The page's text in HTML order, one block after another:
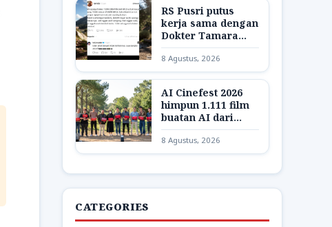
RS Pusri putus
kerja sama dengan
Dokter Tamara
buntut hina pasien
BPJS
8 Agustus, 2026
AI Cinefest 2026
himpun 1.111 film
buatan AI dari
seluruh Indonesia
8 Agustus, 2026
CATEGORIES